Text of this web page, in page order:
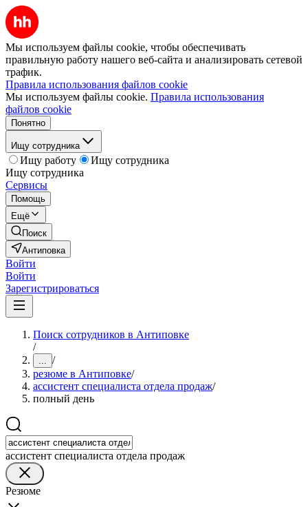
Мы используем файлы cookie, чтобы обеспечивать
правильную работу нашего веб-сайта и анализировать сетевой
трафик.
Правила использования файлов cookie
Мы используем файлы cookie. Правила использования
файлов cookie
Понятно
Ищу сотрудника
Ищу работу
Ищу сотрудника
Ищу сотрудника
Сервисы
Помощь
Ещё
Поиск
Антиповка
Войти
Войти
Зарегистрироваться
Поиск сотрудников в Антиповке
/
... /
резюме в Антиповке/
ассистент специалиста отдела продаж/
полный день
ассистент специалиста отдела продаж
Резюме